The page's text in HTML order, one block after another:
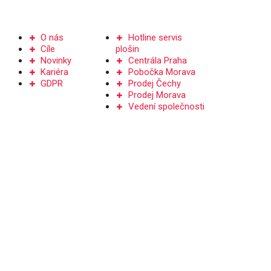
O nás
Cíle
Novinky
Kariéra
GDPR
Hotline servis
plošin
Centrála Praha
Pobočka Morava
Prodej Čechy
Prodej Morava
Vedení společnosti